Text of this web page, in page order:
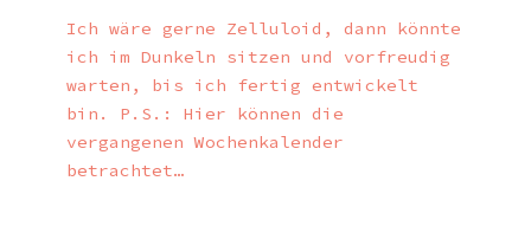
Ich wäre gerne Zelluloid, dann könnte
ich im Dunkeln sitzen und vorfreudig
warten, bis ich fertig entwickelt
bin. P.S.: Hier können die
vergangenen Wochenkalender
betrachtet…